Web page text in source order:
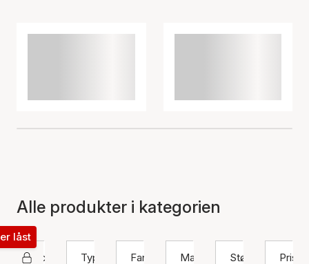
Alle produkter i kategorien
Pico
låst
Type
Farve Materiale Størrelse Pris